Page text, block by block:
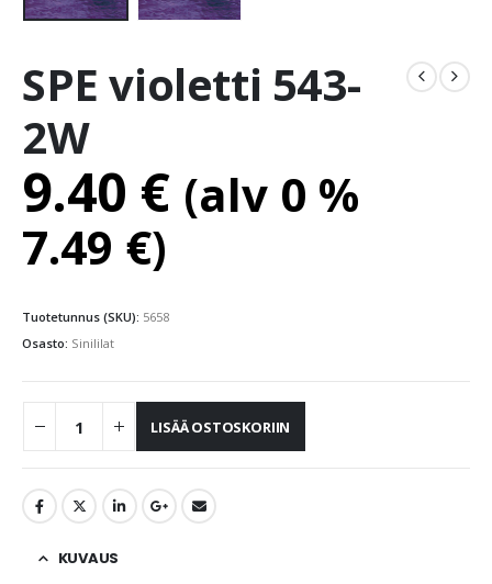
SPE violetti 543-
2W
9.40 € (alv 0 %
7.49 €)
Tuotetunnus (SKU): 5658
Osasto: Sinililat
LISÄÄ OSTOSKORIIN
KUVAUS